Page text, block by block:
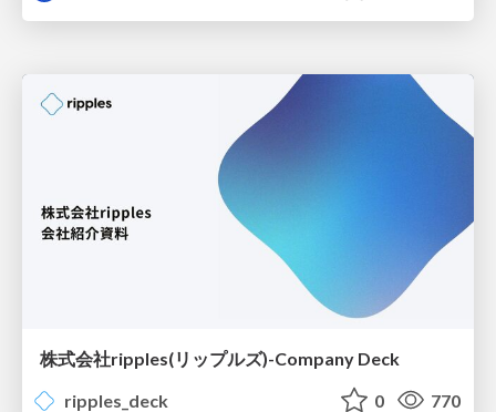
株式会社ripples(リップルズ)-Company Deck
ripples_deck
0 770